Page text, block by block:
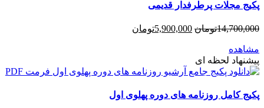
پکیج مجلات پرطرفدار قدیمی
14,700,000تومان 5,900,000تومان
مشاهده
پیشنهاد لحظه ای
پکیج کامل روزنامه های دوره پهلوی اول